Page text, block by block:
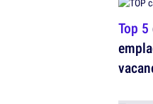
Top 5